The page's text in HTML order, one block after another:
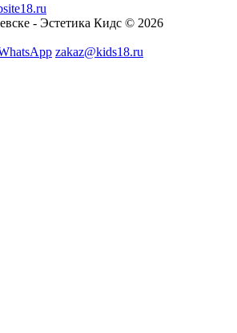
- Эстетика Кидс © 2026
zakaz@kids18.ru